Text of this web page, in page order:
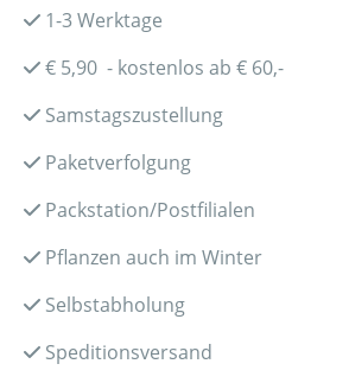
1-3 Werktage
€ 5,90 - kostenlos ab € 60,-
Samstagszustellung
Paketverfolgung
Packstation/Postfilialen
Pflanzen auch im Winter
Selbstabholung
Speditionsversand